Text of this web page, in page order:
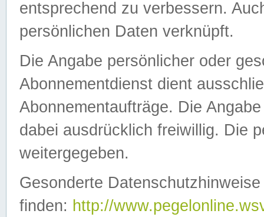
entsprechend zu verbessern.
persönlichen Daten verknüpft.
Die Angabe persönlicher oder
Abonnementdienst dient
Abonnementaufträge. Die
dabei ausdrücklich freiwillig. Die
weitergegeben.
Gesonderte
finden: http://